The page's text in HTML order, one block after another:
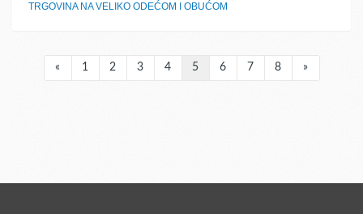
TRGOVINA NA VELIKO ODEĆOM I OBUĆOM
« 1 2 3 4 5 6 7 8 »